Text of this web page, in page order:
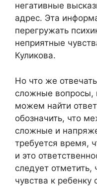
негативные
адрес. Эта
перегружать
неприятные
Куликова.
Но что же
сложные вопросы,
можем найти
обозначить, что
сложные и
требуется время,
и это
следует
чувства к